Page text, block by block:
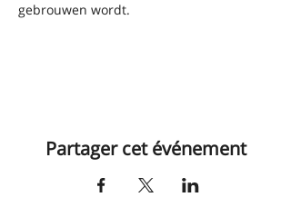
gebrouwen wordt.
Partager cet événement